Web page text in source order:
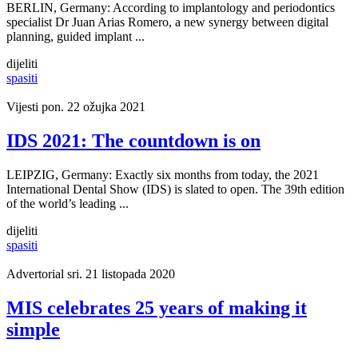
BERLIN, Germany: According to implantology and periodontics
specialist Dr Juan Arias Romero, a new synergy between digital
planning, guided implant ...
dijeliti
spasiti
Vijesti pon. 22 ožujka 2021
IDS 2021: The countdown is on
LEIPZIG, Germany: Exactly six months from today, the 2021
International Dental Show (IDS) is slated to open. The 39th edition
of the world’s leading ...
dijeliti
spasiti
Advertorial sri. 21 listopada 2020
MIS celebrates 25 years of making it
simple